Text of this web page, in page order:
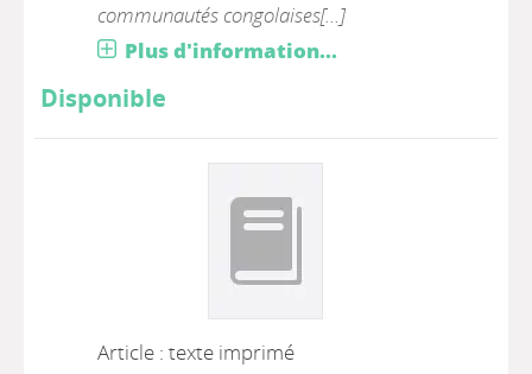
communautés congolaises[...]
Plus d'information...
Disponible
Article : texte imprimé